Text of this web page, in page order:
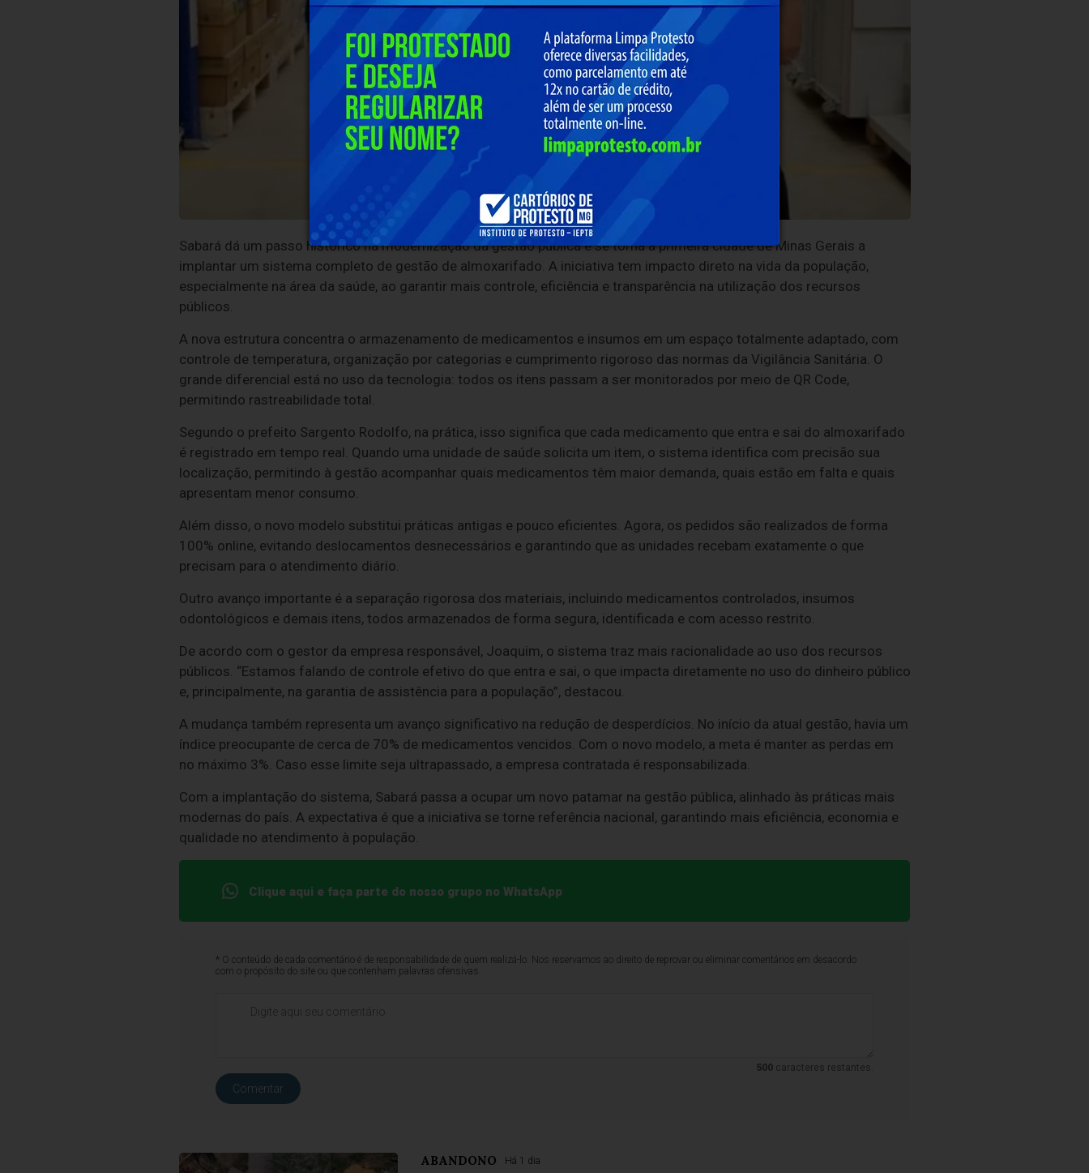
Sabará dá um passo histórico na modernização da gestão pública e se torna a primeira cidade de Minas Gerais a
implantar um sistema completo de gestão de almoxarifado. A iniciativa tem impacto direto na vida da população,
especialmente na área da saúde, ao garantir mais controle, eficiência e transparência na utilização dos recursos
públicos.
A nova estrutura concentra o armazenamento de medicamentos e insumos em um espaço totalmente adaptado, com
controle de temperatura, organização por categorias e cumprimento rigoroso das normas da Vigilância Sanitária. O
grande diferencial está no uso da tecnologia: todos os itens passam a ser monitorados por meio de QR Code,
permitindo rastreabilidade total.
Segundo o prefeito Sargento Rodolfo, na prática, isso significa que cada medicamento que entra e sai do almoxarifado
é registrado em tempo real. Quando uma unidade de saúde solicita um item, o sistema identifica com precisão sua
localização, permitindo à gestão acompanhar quais medicamentos têm maior demanda, quais estão em falta e quais
apresentam menor consumo.
Além disso, o novo modelo substitui práticas antigas e pouco eficientes. Agora, os pedidos são realizados de forma
100% online, evitando deslocamentos desnecessários e garantindo que as unidades recebam exatamente o que
precisam para o atendimento diário.
Outro avanço importante é a separação rigorosa dos materiais, incluindo medicamentos controlados, insumos
odontológicos e demais itens, todos armazenados de forma segura, identificada e com acesso restrito.
De acordo com o gestor da empresa responsável, Joaquim, o sistema traz mais racionalidade ao uso dos recursos
públicos. “Estamos falando de controle efetivo do que entra e sai, o que impacta diretamente no uso do dinheiro público
e, principalmente, na garantia de assistência para a população”, destacou.
A mudança também representa um avanço significativo na redução de desperdícios. No início da atual gestão, havia um
índice preocupante de cerca de 70% de medicamentos vencidos. Com o novo modelo, a meta é manter as perdas em
no máximo 3%. Caso esse limite seja ultrapassado, a empresa contratada é responsabilizada.
Com a implantação do sistema, Sabará passa a ocupar um novo patamar na gestão pública, alinhado às práticas mais
modernas do país. A expectativa é que a iniciativa se torne referência nacional, garantindo mais eficiência, economia e
qualidade no atendimento à população.
Clique aqui e faça parte do nosso grupo no WhatsApp
* O conteúdo de cada comentário é de responsabilidade de quem realizá-lo. Nos reservamos ao direito de reprovar ou eliminar comentários em desacordo
com o propósito do site ou que contenham palavras ofensivas.
500 caracteres restantes.
Comentar
ABANDONO Há 1 dia